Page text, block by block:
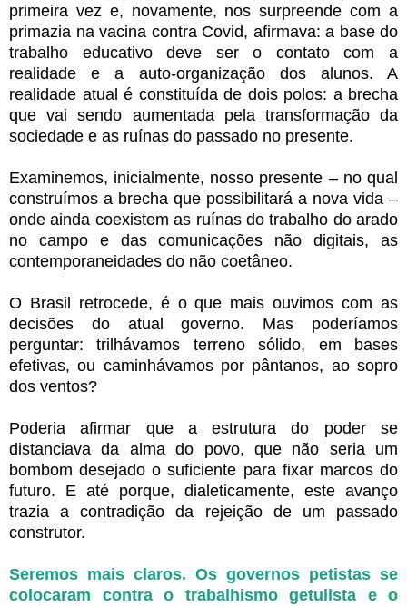
primeira vez e, novamente, nos surpreende com a
primazia na vacina contra Covid, afirmava: a base do
trabalho educativo deve ser o contato com a
realidade e a auto-organização dos alunos. A
realidade atual é constituída de dois polos: a brecha
que vai sendo aumentada pela transformação da
sociedade e as ruínas do passado no presente.
Examinemos, inicialmente, nosso presente – no qual
construímos a brecha que possibilitará a nova vida –
onde ainda coexistem as ruínas do trabalho do arado
no campo e das comunicações não digitais, as
contemporaneidades do não coetâneo.
O Brasil retrocede, é o que mais ouvimos com as
decisões do atual governo. Mas poderíamos
perguntar: trilhávamos terreno sólido, em bases
efetivas, ou caminhávamos por pântanos, ao sopro
dos ventos?
Poderia afirmar que a estrutura do poder se
distanciava da alma do povo, que não seria um
bombom desejado o suficiente para fixar marcos do
futuro. E até porque, dialeticamente, este avanço
trazia a contradição da rejeição de um passado
construtor.
Seremos mais claros. Os governos petistas se
colocaram contra o trabalhismo getulista e o